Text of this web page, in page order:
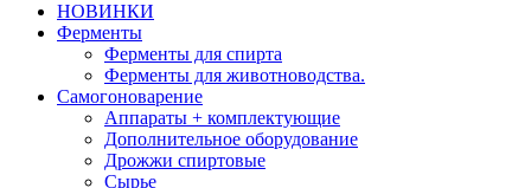
НОВИНКИ
Ферменты
Ферменты для спирта
Ферменты для животноводства.
Самогоноварение
Аппараты + комплектующие
Дополнительное оборудование
Дрожжи спиртовые
Сырье